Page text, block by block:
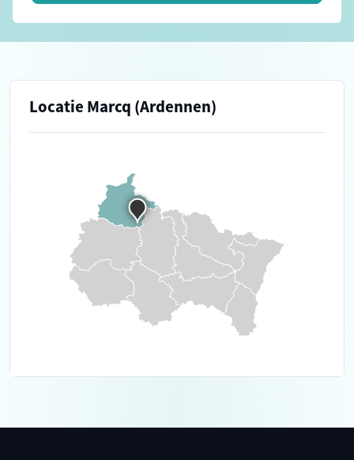
Locatie Marcq (Ardennen)